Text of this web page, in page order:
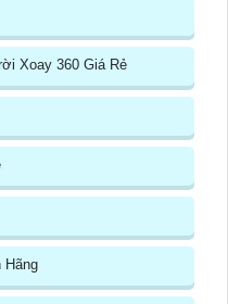
Xoay 360 Giá Rẻ
Hãng